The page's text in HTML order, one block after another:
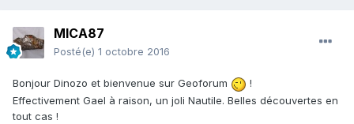
MICA87
Posté(e) 1 octobre 2016
Bonjour Dinozo et bienvenue sur Geoforum
!
Effectivement Gael à raison, un joli Nautile. Belles découvertes en
tout cas !